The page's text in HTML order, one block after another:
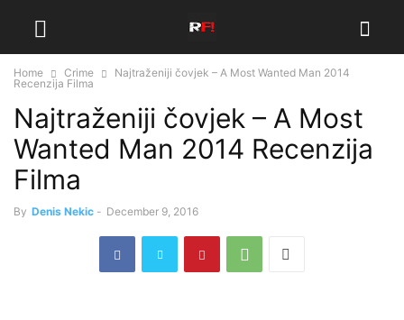
Home Crime
Najtraženiji čovjek – A Most Wanted Man 2014
Recenzija Filma
Najtraženiji čovjek – A Most
Wanted Man 2014 Recenzija
Filma
By Denis Nekic - December 9, 2016